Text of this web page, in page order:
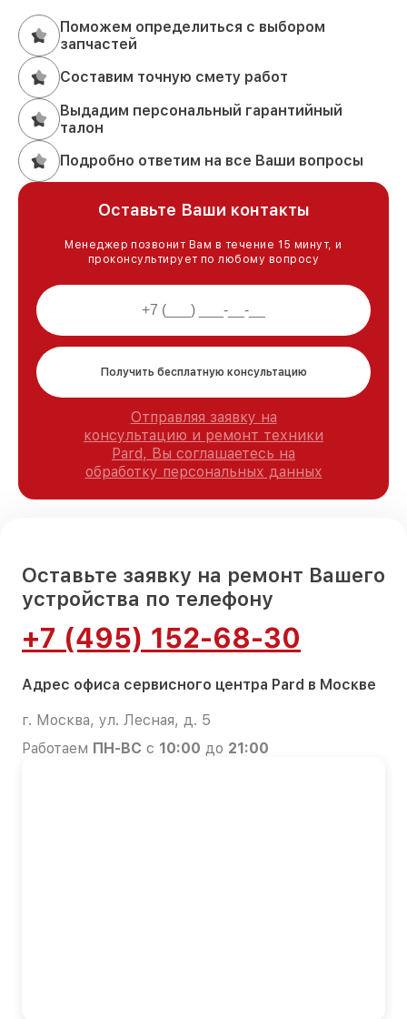
Поможем определиться с выбором
запчастей
Составим точную смету работ
Выдадим персональный гарантийный
талон
Подробно ответим на все Ваши вопросы
Оставьте Ваши контакты
Менеджер позвонит Вам в течение 15 минут, и
проконсультирует по любому вопросу
Получить бесплатную консультацию
Отправляя заявку на
консультацию и ремонт техники
Pard, Вы соглашаетесь на
обработку персональных данных
Оставьте заявку на ремонт Вашего
устройства по телефону
+7 (495) 152-68-30
Адрес офиса сервисного центра Pard в Москве
г. Москва, ул. Лесная, д. 5
Работаем ПН-ВС с 10:00 до 21:00